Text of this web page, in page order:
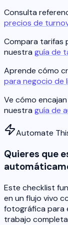
Consulta
precios de
Compara tarifas
nuestra guía de
Aprende cómo
para negocio de
Ve cómo
nuestra guía de
Automate
Quieres que
Este checklist
en un flujo vivo
fotográfica para
trabajo